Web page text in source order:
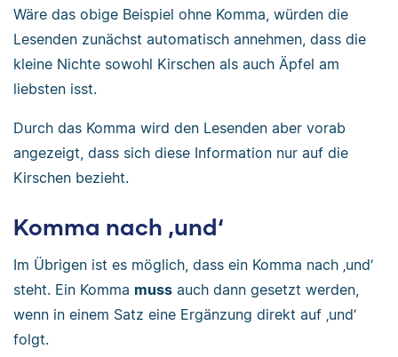
Wäre das obige Beispiel ohne Komma, würden die
Lesenden zunächst automatisch annehmen, dass die
kleine Nichte sowohl Kirschen als auch Äpfel am
liebsten isst.
Durch das Komma wird den Lesenden aber vorab
angezeigt, dass sich diese Information nur auf die
Kirschen bezieht.
Komma nach ‚und‘
Im Übrigen ist es möglich, dass ein Komma nach ‚und‘
steht. Ein Komma muss auch dann gesetzt werden,
wenn in einem Satz eine Ergänzung direkt auf ‚und‘
folgt.